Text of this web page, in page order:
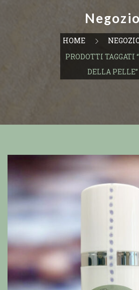
Negozio
HOME
PRODOTTI TAGGATI
DELLA PELLE”